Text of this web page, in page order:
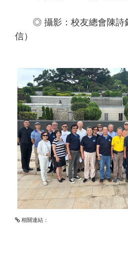
◎ 攝影：校友總會陳詩
信）
相關連結：